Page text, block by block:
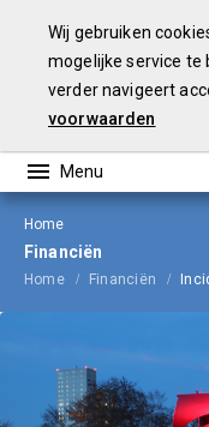
Wij gebruiken
mogelijke service te
verder navigeert
voorwaarden
Home
Financiën
Home Financiën